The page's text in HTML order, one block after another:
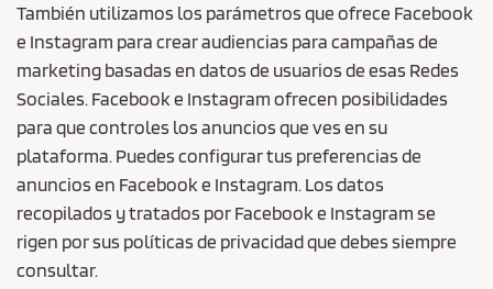
También utilizamos los parámetros que ofrece Facebook
e Instagram para crear audiencias para campañas de
marketing basadas en datos de usuarios de esas Redes
Sociales. Facebook e Instagram ofrecen posibilidades
para que controles los anuncios que ves en su
plataforma. Puedes configurar tus preferencias de
anuncios en Facebook e Instagram. Los datos
recopilados y tratados por Facebook e Instagram se
rigen por sus políticas de privacidad que debes siempre
consultar.